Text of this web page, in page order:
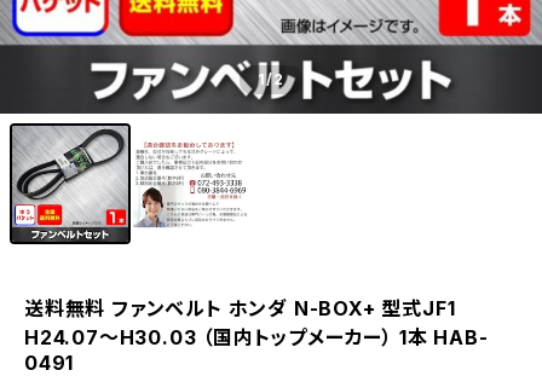
1/2
送料無料 ファンベルト ホンダ N-BOX+ 型式JF1
H24.07～H30.03 （国内トップメーカー） 1本 HAB-
0491